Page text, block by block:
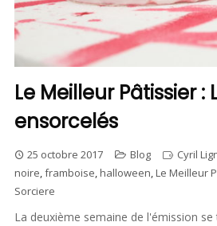
Le Meilleur Pâtissier :
ensorcelés
25 octobre 2017 Blog Cyril
noire,framboise,halloween,Le Meilleur
Sorciere
La deuxième semaine de l'émission